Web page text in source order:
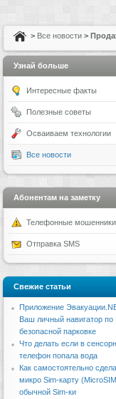
> Все новости >
Узнай больше
Интересные факты
Полезные советы
Осваиваем технологии
Все новости
Абонентам на заметку
Телефонные мошенники
Отправка SMS
Свежие статьи
Приложение
Ваш личный навигатор по
безопасной парковке
Что делать если в
телефон попала вода
Как самостоятельно
микро Sim-карту
обычной Sim-ки